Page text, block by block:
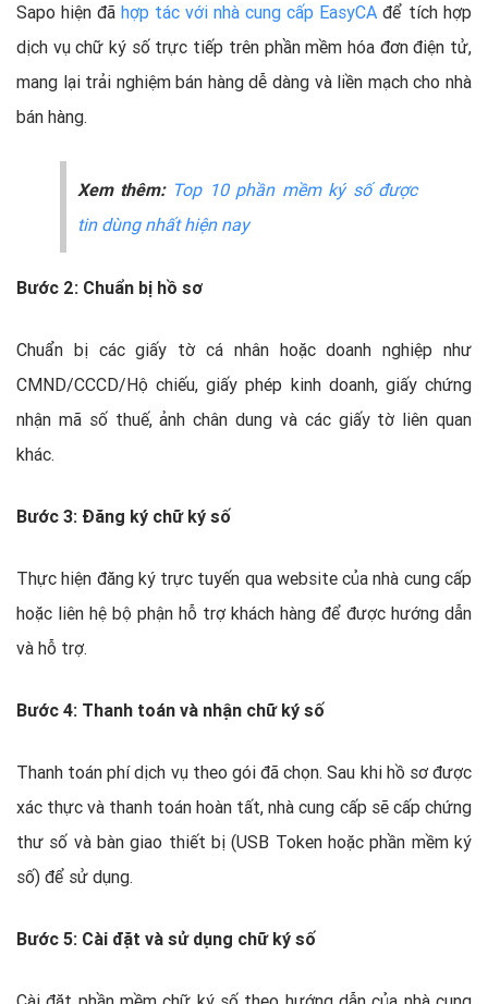
Sapo hiện đã hợp tác với nhà cung cấp EasyCA để tích hợp
dịch vụ chữ ký số trực tiếp trên phần mềm hóa đơn điện tử,
mang lại trải nghiệm bán hàng dễ dàng và liền mạch cho nhà
bán hàng.
Xem thêm: Top 10 phần mềm ký số được
tin dùng nhất hiện nay
Bước 2: Chuẩn bị hồ sơ
Chuẩn bị các giấy tờ cá nhân hoặc doanh nghiệp như
CMND/CCCD/Hộ chiếu, giấy phép kinh doanh, giấy chứng
nhận mã số thuế, ảnh chân dung và các giấy tờ liên quan
khác.
Bước 3: Đăng ký chữ ký số
Thực hiện đăng ký trực tuyến qua website của nhà cung cấp
hoặc liên hệ bộ phận hỗ trợ khách hàng để được hướng dẫn
và hỗ trợ.
Bước 4: Thanh toán và nhận chữ ký số
Thanh toán phí dịch vụ theo gói đã chọn. Sau khi hồ sơ được
xác thực và thanh toán hoàn tất, nhà cung cấp sẽ cấp chứng
thư số và bàn giao thiết bị (USB Token hoặc phần mềm ký
số) để sử dụng.
Bước 5: Cài đặt và sử dụng chữ ký số